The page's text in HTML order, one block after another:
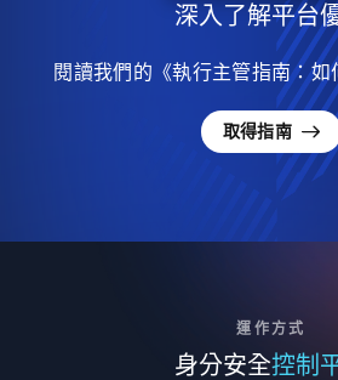
深入了解平台
閱讀我們的《執行主管指南：如
取得指南
運作方式
身分安全控制